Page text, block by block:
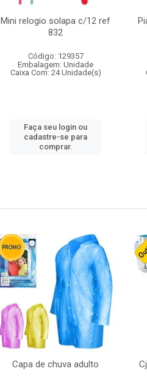
Mini relogio solapa c/12 ref
832
Código: 129357
Embalagem: Unidade
Caixa Com: 24 Unidade(s)
Faça seu login ou
cadastre-se para
comprar.
Capa de chuva adulto